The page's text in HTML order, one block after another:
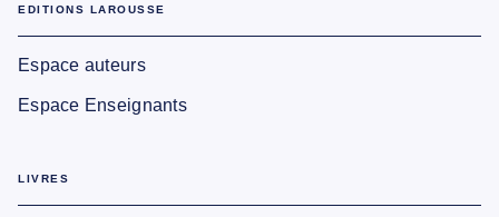
EDITIONS LAROUSSE
Espace auteurs
Espace Enseignants
LIVRES